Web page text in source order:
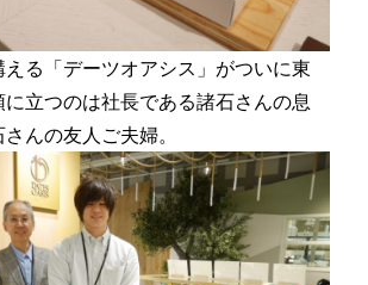
る「デーツオアシス」がついに東
立つのは社長である諸石さんの息
んの友人ご夫婦。